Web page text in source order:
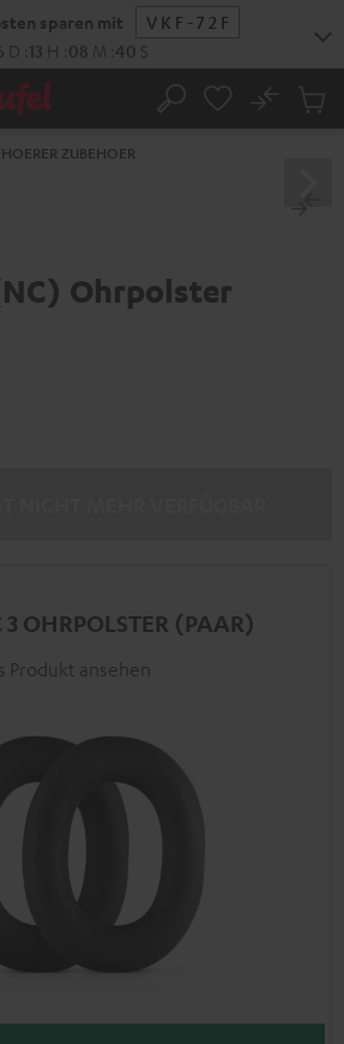
sparen mit
VKF-72F
D :13 H :08 M :39 S
Suche
No
ZUBEHOER
Ohrpolster
3 OHRPOLSTER (PAAR)
Produkt ansehen